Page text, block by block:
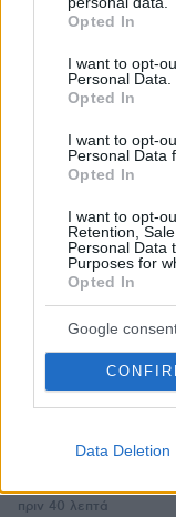
grant or deny
use your data for
consent section.
Opted In
I want to opt-
Personal Data.
Opted In
I want to opt-
Personal Data
Opted In
I want to opt-
Retention,
Personal Data
Purposes for
Opted In
Google
Data Deletion
Meridiam
Βίντεο: Ο Ήλιος
λεπτομερείς
πριν 26 λεπτά
Ακρίδες
«Μοιάζει με μια
γράφουν για το
πριν 27 λεπτά
Στην Ελλάδα
Βρετανία που
πριν 31 λεπτά
Νέα καρφιά
ονειρεύονται
δημοκρατία θα
πριν 38 λεπτά
Το παρεξηγημένο
πριν 40 λεπτά